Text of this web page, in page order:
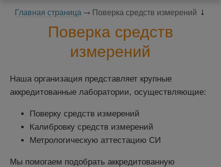
Главная страница Поверка средств измерений
Поверка средств
измерений
Наша организация представляет крупные
аккредитованные лаборатории, осуществляющие:
Поверку средств измерений
Калибровку средств измерений
Метрологическую аттестацию СИ
Мы помогаем подобрать аккредитованную